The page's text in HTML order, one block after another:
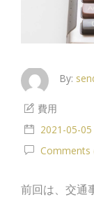
By:
費用
2021-05-05
Comments
前回は、交通